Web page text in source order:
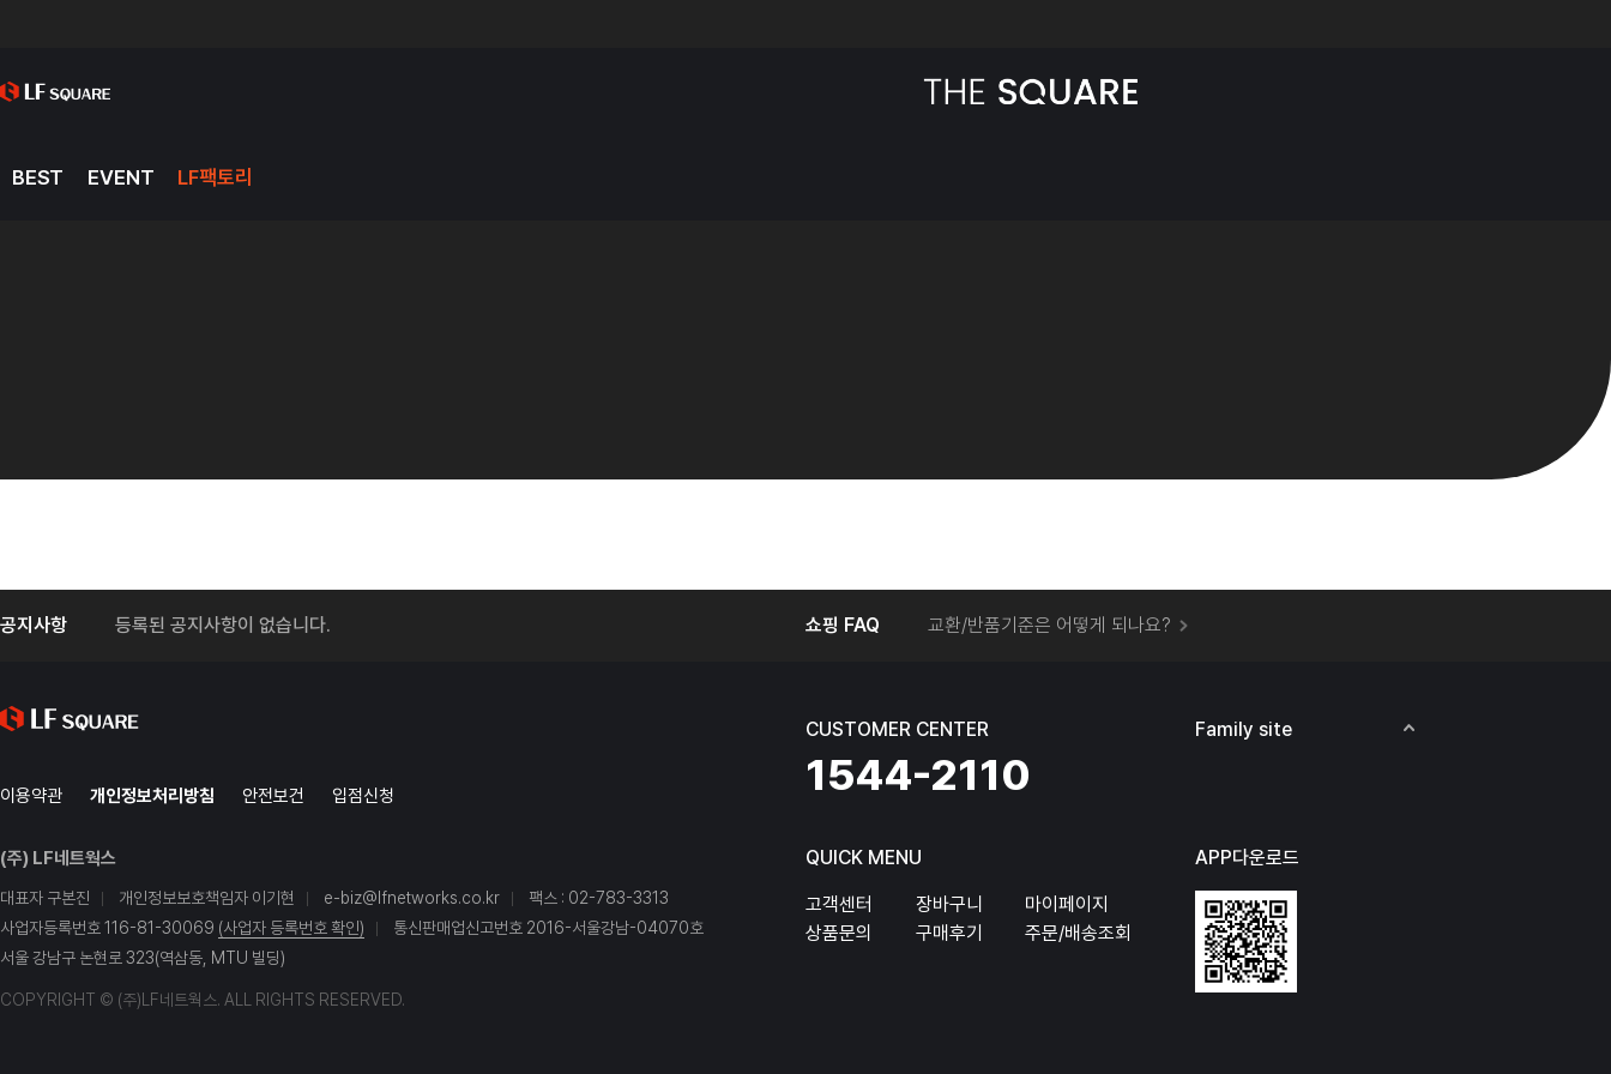
BEST EVENT LF팩토리
공지사항 등록된 공지사항이 없습니다. 쇼핑 FAQ
온라인에서 주문 후 오프라인 매장에서 상품을 수령할 수 있나요?
교환/반품기준은 어떻게 되나요?
온라인에서 구매한 상품 오프라인에서 반품이 가능한가요?
이용약관 개인정보처리방침 안전보건 입점신청
(주) LF네트웍스
대표자 구본진 개인정보보호책임자 이기현 e-biz@lfnetworks.co.kr
팩스 : 02-783-3313
사업자등록번호 116-81-30069 (사업자 등록번호 확인)
통신판매업신고번호 2016-서울강남-04070호
서울 강남구 논현로 323(역삼동, MTU 빌딩)
COPYRIGHT © (주)LF네트웍스. ALL RIGHTS RESERVED.
CUSTOMER CENTER
1544-2110
Family site
QUICK MENU
고객센터 장바구니
마이페이지
상품문의
구매후기 주문/배송조회
APP다운로드